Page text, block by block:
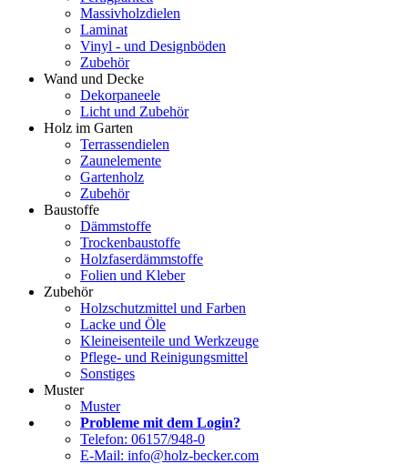
Massivholzdielen
Laminat
Vinyl - und Designböden
Zubehör
Wand und Decke
Dekorpaneele
Licht und Zubehör
Holz im Garten
Terrassendielen
Zaunelemente
Gartenholz
Zubehör
Baustoffe
Dämmstoffe
Trockenbaustoffe
Holzfaserdämmstoffe
Folien und Kleber
Zubehör
Holzschutzmittel und Farben
Lacke und Öle
Kleineisenteile und Werkzeuge
Pflege- und Reinigungsmittel
Sonstiges
Muster
Muster
Probleme mit dem Login?
Telefon: 06157/948-0
E-Mail: info@holz-becker.com